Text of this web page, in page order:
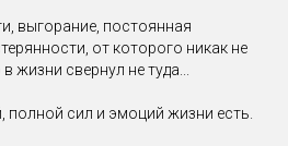
выгорание, постоянная
от которого никак не
жизни свернул не туда...
полной сил и эмоций жизни есть.